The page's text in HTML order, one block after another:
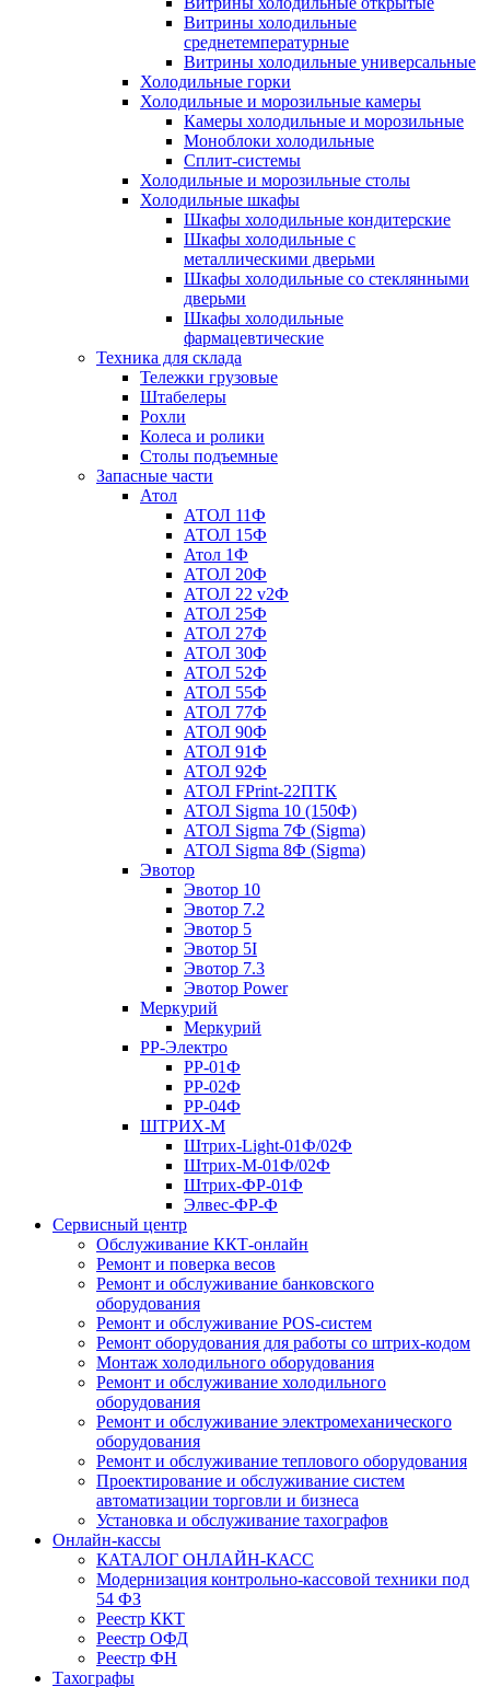
Витрины холодильные
среднетемпературные
Витрины холодильные универсальные
Холодильные горки
Холодильные и морозильные камеры
Камеры холодильные и морозильные
Моноблоки холодильные
Сплит-системы
Холодильные и морозильные столы
Холодильные шкафы
Шкафы холодильные кондитерские
Шкафы холодильные с
металлическими дверьми
Шкафы холодильные со стеклянными
дверьми
Шкафы холодильные
фармацевтические
Техника для склада
Тележки грузовые
Штабелеры
Рохли
Колеса и ролики
Столы подъемные
Запасные части
Атол
АТОЛ 11Ф
АТОЛ 15Ф
Атол 1Ф
АТОЛ 20Ф
АТОЛ 22 v2Ф
АТОЛ 25Ф
АТОЛ 27Ф
АТОЛ 30Ф
АТОЛ 52Ф
АТОЛ 55Ф
АТОЛ 77Ф
АТОЛ 90Ф
АТОЛ 91Ф
АТОЛ 92Ф
АТОЛ FPrint-22ПТК
АТОЛ Sigma 10 (150Ф)
АТОЛ Sigma 7Ф (Sigma)
АТОЛ Sigma 8Ф (Sigma)
Эвотор
Эвотор 10
Эвотор 7.2
Эвотор 5
Эвотор 5I
Эвотор 7.3
Эвотор Power
Меркурий
Меркурий
РР-Электро
РР-01Ф
РР-02Ф
РР-04Ф
ШТРИХ-М
Штрих-Light-01Ф/02Ф
Штрих-М-01Ф/02Ф
Штрих-ФР-01Ф
Элвес-ФР-Ф
Сервисный центр
Обслуживание ККТ-онлайн
Ремонт и поверка весов
Ремонт и обслуживание банковского
оборудования
Ремонт и обслуживание POS-систем
Ремонт оборудования для работы со штрих-кодом
Монтаж холодильного оборудования
Ремонт и обслуживание холодильного
оборудования
Ремонт и обслуживание электромеханического
оборудования
Ремонт и обслуживание теплового оборудования
Проектирование и обслуживание систем
автоматизации торговли и бизнеса
Установка и обслуживание тахографов
Онлайн-кассы
КАТАЛОГ ОНЛАЙН-КАСС
Модернизация контрольно-кассовой техники под
54 ФЗ
Реестр ККТ
Реестр ОФД
Реестр ФН
Тахографы